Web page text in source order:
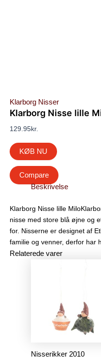
Klarborg Nisser
Klarborg Nisse lille
129.95kr.
KØB NU
Compare
Beskrivelse
Klarborg Nisse lille
nisse med store blå øjne og
for. Nisserne er designet af
familie og venner, derfor har
Relaterede varer
Nisserikker 2010